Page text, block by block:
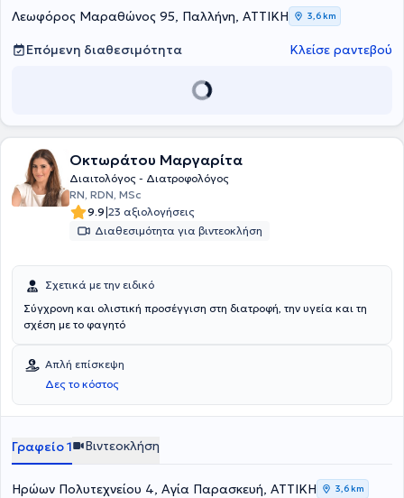
ενημέρωση στις εξελίξεις του κλάδου και πραγματοποιεί ομιλίες σε
δήμους, σχολεία, παιδικά ιδρύματα και αθλητικά σωματεία και
συνεντεύξεις στην τηλεόραση και το youtube με θέμα τη διατροφή.
Ελλάδος και του Πανελληνίου Συλλόγου Διαιτολόγων -
Λεωφόρος Μαραθώνος 95, Παλλήνη, ΑΤΤΙΚΗ 3,6 km
Επόμενη διαθεσιμότητα Κλείσε ραντεβού
Οκτωράτου Μαργαρίτα
Διαιτολόγος - Διατροφολόγος
RN, RDN, MSc
9.9|23 αξιολογήσεις
Διαθεσιμότητα για βιντεοκλήση
Σχετικά με την ειδικό
Σύγχρονη και ολιστική προσέγγιση στη διατροφή, την υγεία και τη
σχέση με το φαγητό
Απλή επίσκεψη
Δες το κόστος
Γραφείο 1 Βιντεοκλήση
Ηρώων Πολυτεχνείου 4, Αγία Παρασκευή, ΑΤΤΙΚΗ 3,6 km